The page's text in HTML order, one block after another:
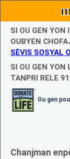
SI OU GEN
OUBYEN
SÈVIS SOSYAL
SI OU GEN YON
TANPRI RELE
Ou gen
Chanjman